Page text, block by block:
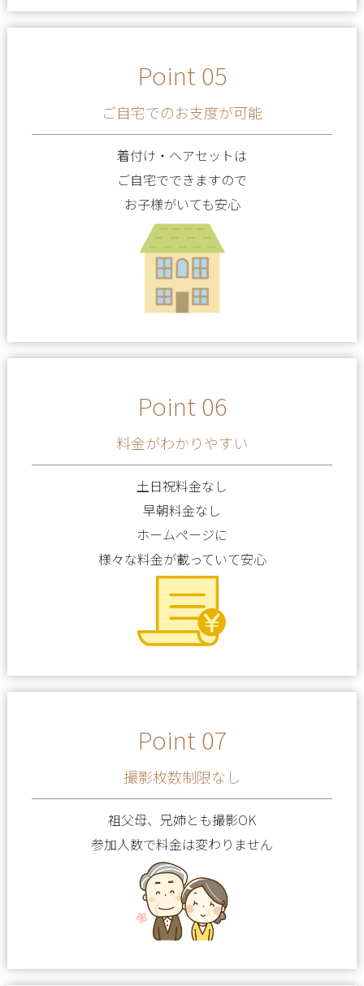
Point 05
ご自宅でのお支度が可能
着付け・ヘアセットは
ご自宅でできますので
お子様がいても安心
Point 06
料金がわかりやすい
土日祝料金なし
早朝料金なし
ホームページに
様々な料金が載っていて安心
Point 07
撮影枚数制限なし
祖父母、兄姉とも撮影OK
参加人数で料金は変わりません